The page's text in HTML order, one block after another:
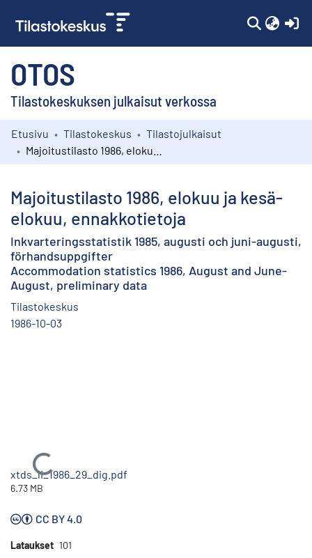
OTOS
Tilastokeskuksen julkaisut verkossa
Kokoelmat
Etusivu Tilastokeskus
Tilastojulkaisut
Majoitustilasto 1986, elokuu ja kesä-
elokuu, ennakkotietoja
Inkvarteringsstatistik 1985, augusti och juni-augusti,
förhandsuppgifter
Accommodation statistics 1986, August and June-
August, preliminary data
Tilastokeskus
1986-10-03
Ladataan...
xtds_li_1986_29_dig.pdf
6.73 MB
CC BY 4.0
Lataukset 101